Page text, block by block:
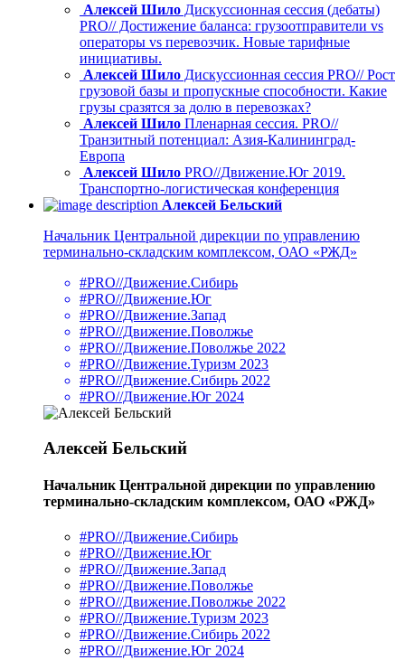
Алексей Шило Дискуссионная сессия (дебаты)
PRO// Достижение баланса: грузоотправители vs
операторы vs перевозчик. Новые тарифные
инициативы.
Алексей Шило Дискуссионная сессия PRO// Рост
грузовой базы и пропускные способности. Какие
грузы сразятся за долю в перевозках?
Алексей Шило Пленарная сессия. PRO//
Транзитный потенциал: Азия-Калининград-
Европа
Алексей Шило PRO//Движение.Юг 2019.
Транспортно-логистическая конференция
Алексей Бельский
Начальник Центральной дирекции по управлению
терминально-складским комплексом, ОАО «РЖД»
#PRO//Движение.Сибирь
#PRO//Движение.Юг
#PRO//Движение.Запад
#PRO//Движение.Поволжье
#PRO//Движение.Поволжье 2022
#PRO//Движение.Туризм 2023
#PRO//Движение.Сибирь 2022
#PRO//Движение.Юг 2024
Алексей Бельский
Начальник Центральной дирекции по управлению
терминально-складским комплексом, ОАО «РЖД»
#PRO//Движение.Сибирь
#PRO//Движение.Юг
#PRO//Движение.Запад
#PRO//Движение.Поволжье
#PRO//Движение.Поволжье 2022
#PRO//Движение.Туризм 2023
#PRO//Движение.Сибирь 2022
#PRO//Движение.Юг 2024